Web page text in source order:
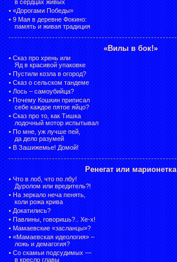
в сердцах живых
• «Дорогами Победы»
• 9 Мая в деревне Фокино:
память и живая традиция
«Вилы в бок!»
• Сказ про хрень или
Яд в красивой упаковке
• Пустили козла в огород?
• Сказ о сельском тандеме
• Лось – самоубийца?
• Почему Кошкин приписал
себе каждое пятое яйцо?
• Сказ про то, как Тишка
лодочный мотор испытывал
• По мне, уж лучше пей,
да дело разумей
• В Зашижемье! Домой!
Ренегат или марионетка
• Что в лоб, что по лбу!
Дуролом или вредитель?!
• На зеркало неча пенять,
коли рожа крива
• Докатились?
• Павлины, говоришь?.. Хе-х!
• Мамаевские «засланцы»?
• «Мамаевская идеология» –
ложь и демагогия?
• Со скамьи подсудимых —
в кресло главы